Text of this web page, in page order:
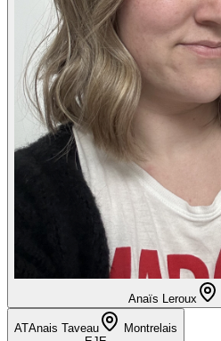
Anaïs Leroux
ATAnais Taveau
Montrelais